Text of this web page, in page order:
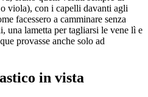
viola), con i capelli davanti agli
facessero a camminare senza
una lametta per tagliarsi le vene lì e
provasse anche solo ad
in vista